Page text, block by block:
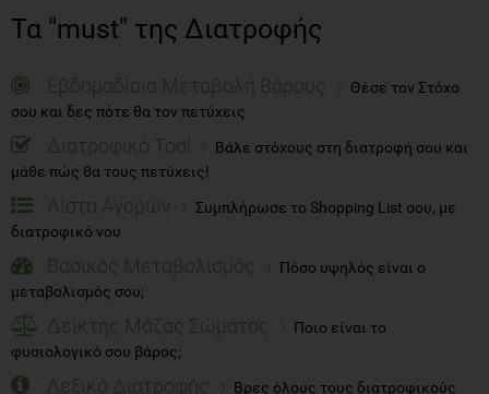
Τα "must" της Διατροφής
Εβδομαδίαια Μεταβολή Βάρους
Θέσε τον Στόχο
σου και δες πότε θα τον πετύχεις
Διατροφικό Tool
Βάλε στόχους στη διατροφή σου και
μάθε πώς θα τους πετύχεις!
Λίστα Αγορών
Συμπλήρωσε το Shopping List σου, με
διατροφικό νου
Βασικός Μεταβολισμός
Πόσο υψηλός είναι ο
μεταβολισμός σου;
Δείκτης Μάζας Σώματος
Ποιο είναι το
φυσιολογικό σου βάρος;
Λεξικό Διατροφής
Βρες όλους τους διατροφικούς